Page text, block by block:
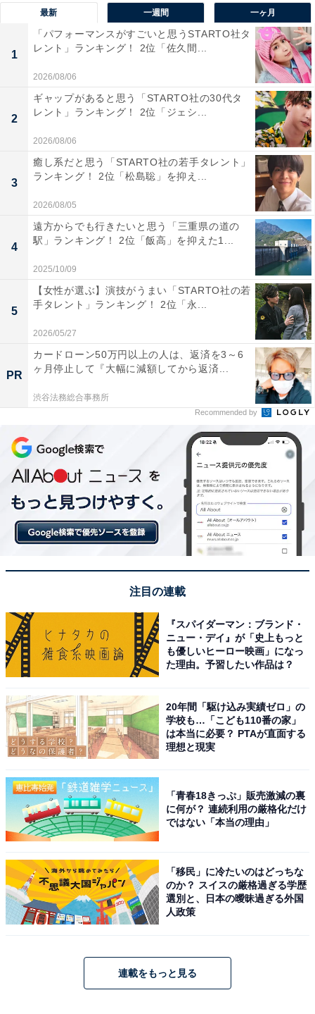
高い清流と迫力ある滝の流れが織りなす景観は、真夏で
も涼やかで心地よい空気に包まれています。
遊歩道や吊り橋から渓谷美を楽しめるほか、紅葉の季節
も人気。奈良市内から車で約2時間と、日帰り旅行にも
最適な立地で、自然を満喫したい人におすすめです。
回答者からは「夏の水遊びや自然観察、近くの温泉も楽
しめそう」（40代女性／神奈川県）、「エメラルドグリ
ーンの淵に大小の滝が流れ、つり橋や遊歩道を歩きなが
らダイナミックな景観を満喫できる」（60代男性／大阪
府）、「渓谷沿いに滝が点在しており、清流と緑に囲ま
れながら涼しい空気を感じられるのが魅力です。散策路
が整備されていて安心して歩けるため、夏の暑さを忘れ
て心身をリフレッシュできるからです」（20代男性／静
岡県）といった声が集まりました。
※回答者からのコメントは原文ママです
この記事の筆者：坂上 恵
All About ニュースの編集者。オールアバウトに入社後、
SNSトレンドにフォーカスした記事執筆やSEOライティ
ングの経験を経て、のちにAll About ニュースチームのメ
ンバーに参入。現在は旅行・カルチャー・エンタメなど
を中心に企画編集を担当。東京都出身。居酒屋巡りとス
ポーツ観戦が生きがい。
次ページ 7位までのランキング結果を見る
和歌山県で「夏に行きたい滝」ランキング！ 2
位「請川のお滝さん」、1位は？【2025年調
査】
最新 一週間 一ヶ月
1
「パフォーマンスがすごいと思うSTARTO社タ
レント」ランキング！ 2位「佐久間...
2026/08/06
2
ギャップがあると思う「STARTO社の30代タ
レント」ランキング！ 2位「ジェシ...
2026/08/06
3
癒し系だと思う「STARTO社の若手タレント」
ランキング！ 2位「松島聡」を抑え...
2026/08/05
4
遠方からでも行きたいと思う「三重県の道の
駅」ランキング！ 2位「飯高」を抑えた1...
2025/10/09
5
【女性が選ぶ】演技がうまい「STARTO社の若
手タレント」ランキング！ 2位「永...
2026/05/27
PR
カードローン50万円以上の人は、返済を3～6
ヶ月停止して『大幅に減額してから返済...
渋谷法務総合事務所
Recommended by
注目の連載
『スパイダーマン：ブランド・
ニュー・デイ』が「史上もっと
も優しいヒーロー映画」になっ
た理由。予習したい作品は？
20年間「駆け込み実績ゼロ」の
学校も…「こども110番の家」
は本当に必要？ PTAが直面する
理想と現実
「青春18きっぷ」販売激減の裏
に何が？ 連続利用の厳格化だけ
ではない「本当の理由」
「移民」に冷たいのはどっちな
のか？ スイスの厳格過ぎる学歴
選別と、日本の曖昧過ぎる外国
人政策
連載をもっと見る